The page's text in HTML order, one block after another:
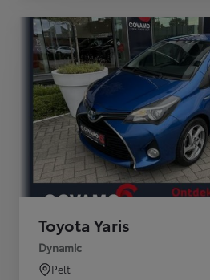
Toyota Yaris
Dynamic
Pelt